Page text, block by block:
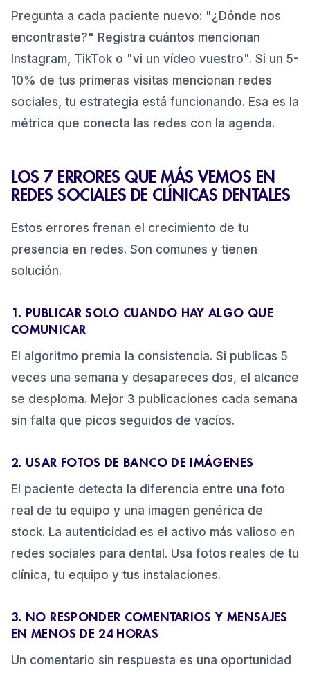
Pregunta a cada paciente nuevo: "¿Dónde nos
encontraste?" Registra cuántos mencionan
Instagram, TikTok o "vi un vídeo vuestro". Si un 5-
10% de tus primeras visitas mencionan redes
sociales, tu estrategia está funcionando. Esa es la
métrica que conecta las redes con la agenda.
LOS 7 ERRORES QUE MÁS VEMOS EN
REDES SOCIALES DE CLÍNICAS DENTALES
Estos errores frenan el crecimiento de tu
presencia en redes. Son comunes y tienen
solución.
1. PUBLICAR SOLO CUANDO HAY ALGO QUE
COMUNICAR
El algoritmo premia la consistencia. Si publicas 5
veces una semana y desapareces dos, el alcance
se desploma. Mejor 3 publicaciones cada semana
sin falta que picos seguidos de vacíos.
2. USAR FOTOS DE BANCO DE IMÁGENES
El paciente detecta la diferencia entre una foto
real de tu equipo y una imagen genérica de
stock. La autenticidad es el activo más valioso en
redes sociales para dental. Usa fotos reales de tu
clínica, tu equipo y tus instalaciones.
3. NO RESPONDER COMENTARIOS Y MENSAJES
EN MENOS DE 24 HORAS
Un comentario sin respuesta es una oportunidad